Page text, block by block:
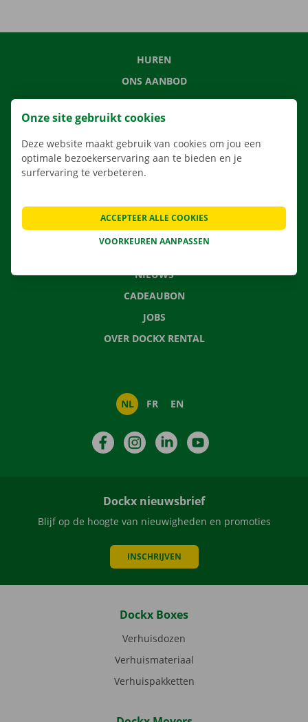
HUREN
ONS AANBOD
ONZE DIENSTEN
LOCATIES
APP
VERHUISOPLOSSINGEN
CONTACTEER ONS
NIEUWS
CADEAUBON
JOBS
OVER DOCKX RENTAL
NL FR EN
FacebookInstagramLinkedIn
Dockx nieuwsbrief
Blijf op de hoogte van nieuwigheden en promoties
INSCHRIJVEN
Dockx Boxes
Verhuisdozen
Verhuismateriaal
Verhuispakketten
Onze site gebruikt cookies
Deze website maakt gebruik van cookies om jou een
optimale bezoekerservaring aan te bieden en je
surfervaring te verbeteren.
VOORKEUREN AANPASSEN
ACCEPTEER ALLE COOKIES